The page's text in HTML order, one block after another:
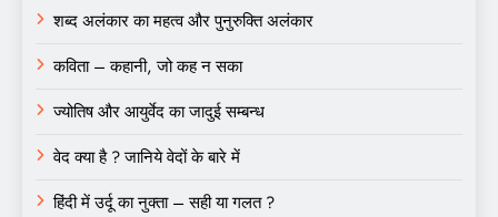
शब्द अलंकार का महत्व और पुनुरुक्ति अलंकार
कविता – कहानी, जो कह न सका
ज्योतिष और आयुर्वेद का जादुई सम्बन्ध
वेद क्या है ? जानिये वेदों के बारे में
हिंदी में उर्दू का नुक्ता – सही या गलत ?